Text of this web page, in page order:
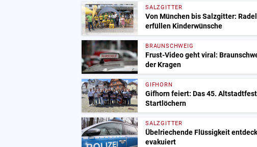
SALZGITTER
Von München bis Salzgitter:
erfüllen Kinderwünsche
BRAUNSCHWEIG
Frust-Video geht viral:
der Kragen
GIFHORN
Gifhorn feiert: Das 45.
Startlöchern
SALZGITTER
Übelriechende Flüssigkeit
evakuiert